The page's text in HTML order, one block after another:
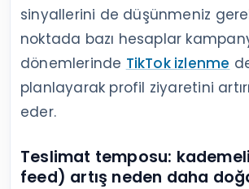
sinyallerini de düşünmeniz
noktada bazı hesaplar
dönemlerinde TikTok izlenme
planlayarak profil ziyaretini
eder.
Teslimat temposu:
feed) artış neden daha